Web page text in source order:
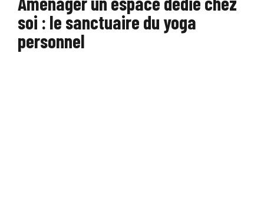
soi : le sanctuaire du yoga
personnel